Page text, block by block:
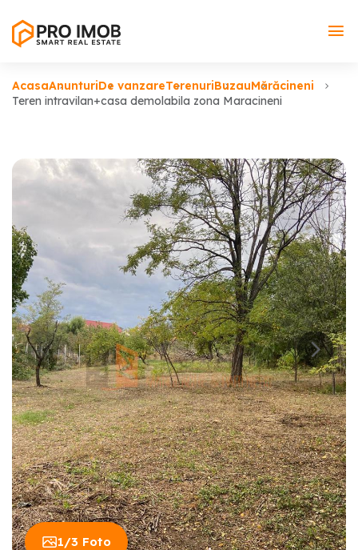
AcasaAnunturiDe vanzareTerenuriBuzauMărăcineni
Teren intravilan+casa demolabila zona Maracineni
1/3 Foto